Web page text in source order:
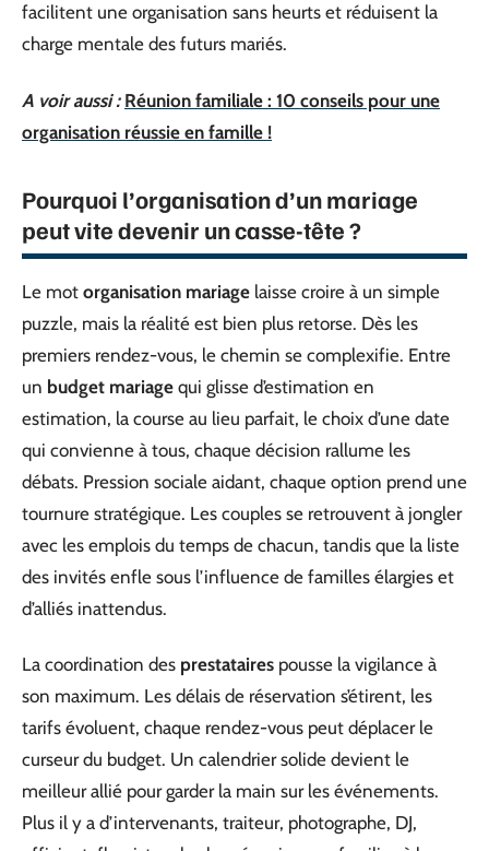
facilitent une organisation sans heurts et réduisent la
charge mentale des futurs mariés.
A voir aussi : Réunion familiale : 10 conseils pour une
organisation réussie en famille !
Pourquoi l’organisation d’un mariage
peut vite devenir un casse-tête ?
Le mot organisation mariage laisse croire à un simple
puzzle, mais la réalité est bien plus retorse. Dès les
premiers rendez-vous, le chemin se complexifie. Entre
un budget mariage qui glisse d’estimation en
estimation, la course au lieu parfait, le choix d’une date
qui convienne à tous, chaque décision rallume les
débats. Pression sociale aidant, chaque option prend une
tournure stratégique. Les couples se retrouvent à jongler
avec les emplois du temps de chacun, tandis que la liste
des invités enfle sous l’influence de familles élargies et
d’alliés inattendus.
La coordination des prestataires pousse la vigilance à
son maximum. Les délais de réservation s’étirent, les
tarifs évoluent, chaque rendez-vous peut déplacer le
curseur du budget. Un calendrier solide devient le
meilleur allié pour garder la main sur les événements.
Plus il y a d’intervenants, traiteur, photographe, DJ,